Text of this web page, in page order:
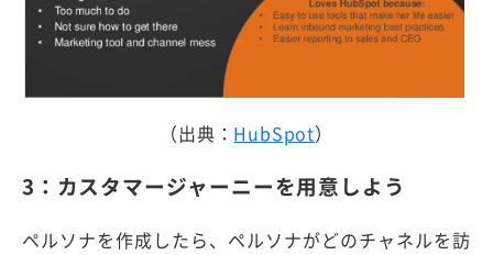
（出典： HubSpot）
3：カスタマージャーニーを用意しよう
ペルソナを作成したら、ペルソナがどのチャネルを訪